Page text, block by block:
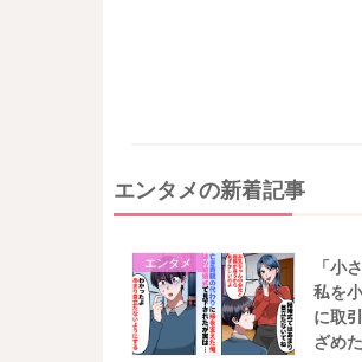
エンタメの新着記事
エンタメ
「小
私を
に取
ざめ